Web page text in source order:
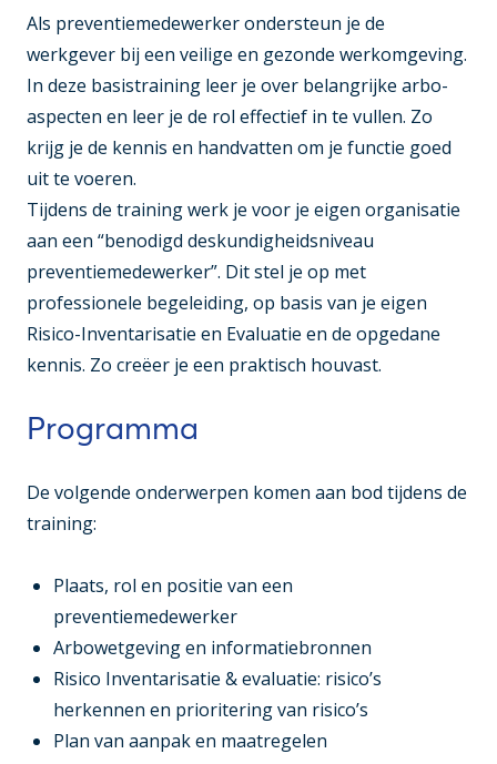
Als preventiemedewerker ondersteun je de
werkgever bij een veilige en gezonde werkomgeving.
In deze basistraining leer je over belangrijke arbo-
aspecten en leer je de rol effectief in te vullen. Zo
krijg je de kennis en handvatten om je functie goed
uit te voeren.
Tijdens de training werk je voor je eigen organisatie
aan een “benodigd deskundigheidsniveau
preventiemedewerker”. Dit stel je op met
professionele begeleiding, op basis van je eigen
Risico-Inventarisatie en Evaluatie en de opgedane
kennis. Zo creëer je een praktisch houvast.
Programma
De volgende onderwerpen komen aan bod tijdens de
training:
Plaats, rol en positie van een
preventiemedewerker
Arbowetgeving en informatiebronnen
Risico Inventarisatie & evaluatie: risico’s
herkennen en prioritering van risico’s
Plan van aanpak en maatregelen